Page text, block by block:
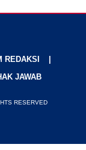
REDAKSI
JAWAB
RESERVED